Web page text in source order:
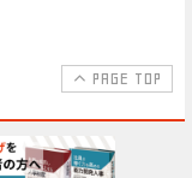
PAGE TOP